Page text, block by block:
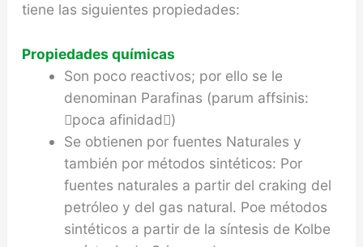
tiene las siguientes propiedades:
Propiedades químicas
Son poco reactivos; por ello se le
denominan Parafinas (parum affsinis:
poca afinidad)
Se obtienen por fuentes Naturales y
también por métodos sintéticos: Por
fuentes naturales a partir del craking del
petróleo y del gas natural. Poe métodos
sintéticos a partir de la síntesis de Kolbe